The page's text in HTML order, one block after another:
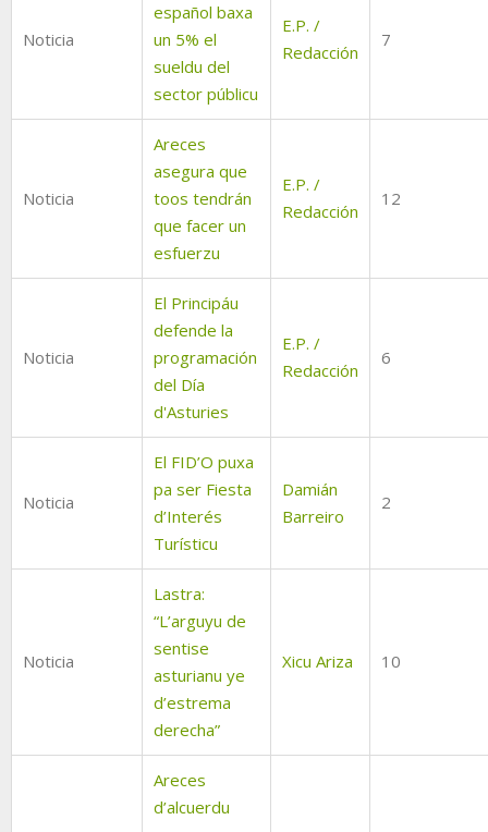
Noticia
español baxa
un 5% el
sueldu del
sector públicu
E.P. /
Redacción
7
Noticia
Areces
asegura que
toos tendrán
que facer un
esfuerzu
E.P. /
Redacción
12
Noticia
El Principáu
defende la
programación
del Día
d'Asturies
E.P. /
Redacción
6
Noticia
El FID’O puxa
pa ser Fiesta
d’Interés
Turísticu
Damián
Barreiro
2
Noticia
Lastra:
“L’arguyu de
sentise
asturianu ye
d’estrema
derecha”
Xicu Ariza 10
Areces
d’alcuerdu